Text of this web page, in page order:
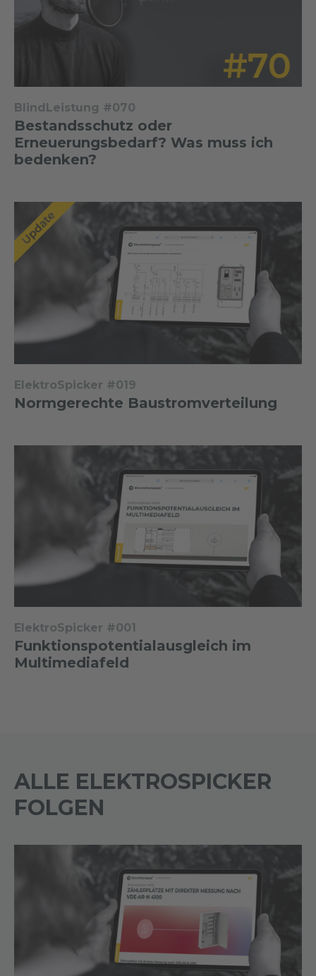
BlindLeistung #070
Bestandsschutz oder
Erneuerungsbedarf? Was muss ich
bedenken?
ElektroSpicker #019
Normgerechte Baustromverteilung
ElektroSpicker #001
Funktionspotentialausgleich im
Multimediafeld
ALLE ELEKTROSPICKER
FOLGEN